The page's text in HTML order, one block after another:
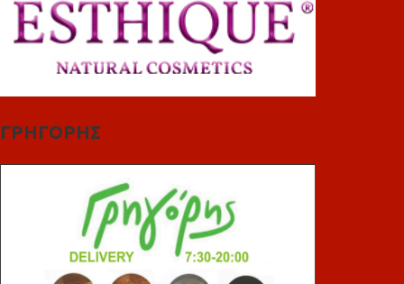
ΓΡΗΓΟΡΗΣ